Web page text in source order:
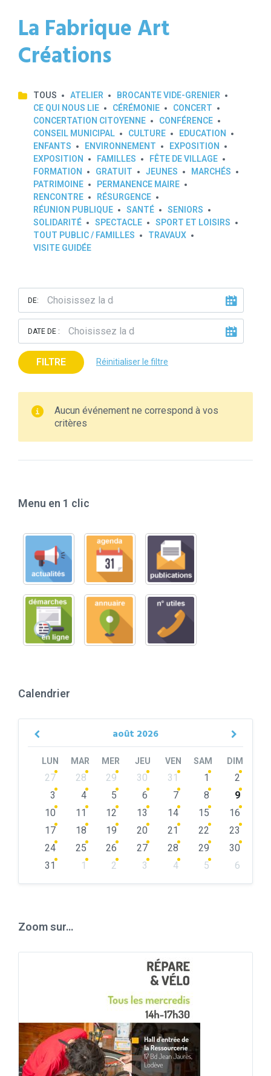
La Fabrique Art
Créations
TOUS ATELIER
BROCANTE VIDE-GRENIER
CE QUI NOUS LIE
CÉRÉMONIE
CONCERT
CONCERTATION CITOYENNE
CONFÉRENCE
CONSEIL MUNICIPAL
CULTURE
EDUCATION
ENFANTS
ENVIRONNEMENT
EXPOSITION
EXPOSITION
FAMILLES
FÊTE DE VILLAGE
FORMATION
GRATUIT JEUNES
MARCHÉS
PATRIMOINE
PERMANENCE MAIRE
RENCONTRE
RÉSURGENCE
RÉUNION PUBLIQUE
SANTÉ
SENIORS
SOLIDARITÉ
SPECTACLE
SPORT ET LOISIRS
TOUT PUBLIC / FAMILLES
TRAVAUX
VISITE GUIDÉE
DE:
DATE DE :
FILTRE Réinitialiser le filtre
Aucun événement ne correspond à vos
critères
Menu en 1 clic
Calendrier
août 2026
Previous
LUN MAR MER JEU VEN SAM DIM
Skip
calendar
27 28 29 30 31 1
2
3
4 5 6 7 8
9
10
11 12 13 14 15
16
17
18 19 20 21 22
23
24
25 26 27 28 29
30
31
1 2 3 4 5
6
Zoom sur…